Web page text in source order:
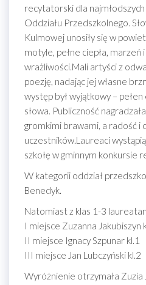
recytatorski dla
Oddziału Przedszkolnego.
Kulmowej unosiły się w
motyle, pełne ciepła, marzeń
wrażliwości.Mali artyści z
poezję, nadając jej własne
występ był wyjątkowy –
słowa. Publiczność
gromkimi brawami, a radość i
uczestników.Laureaci
szkołę w gminnym konkursie
W kategorii oddział
Benedyk.
Natomiast z klas 1-3
I miejsce Zuzanna Jakubiszyn
II miejsce Ignacy Szpunar kl.1
III miejsce Jan Lubczyński kl.2
Wyróżnienie otrzymała Zuzia